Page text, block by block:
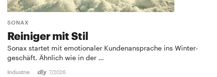
SONAX
Reiniger mit Stil
Sonax startet mit emotionaler Kundenansprache ins ­Winter­
geschäft. Ähnlich wie in der …
Industrie 7/2026